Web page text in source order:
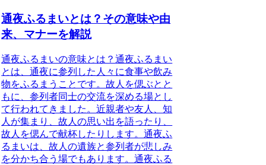
通夜ふるまいとは？その意味や由
来、マナーを解説
通夜ふるまいの意味とは？通夜ふるまい
とは、通夜に参列した人々に食事や飲み
物をふるまうことです。故人を偲ぶとと
もに、参列者同士の交流を深める場とし
て行われてきました。近親者や友人、知
人が集まり、故人の思い出を語ったり、
故人を偲んで献杯したりします。通夜ふ
るまいは、故人の遺族と参列者が悲しみ
を分かち合う場でもあります。通夜ふる